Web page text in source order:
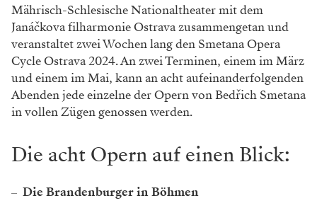
Mährisch-Schlesische Nationaltheater mit dem
Janáčkova filharmonie Ostrava zusammengetan und
veranstaltet zwei Wochen lang den Smetana Opera
Cycle Ostrava 2024. An zwei Terminen, einem im März
und einem im Mai, kann an acht aufeinanderfolgenden
Abenden jede einzelne der Opern von Bedřich Smetana
in vollen Zügen genossen werden.
Die acht Opern auf einen Blick:
Die Brandenburger in Böhmen